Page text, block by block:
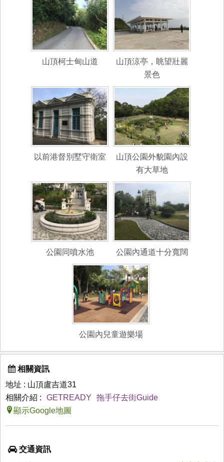
山頂柯士甸山道
山頂涼亭，眺望壯麗
景色
以前港督別墅守衛室
山頂公園外貌園內設
有大草地
公園同噴水池 公園內通道十分寬闊
公園內兒童遊樂場
相關資訊
地址 : 山頂盧吉道31
相關介紹 :
GETREADY
拖手仔去街Guide
顯示Google地圖
交通資訊